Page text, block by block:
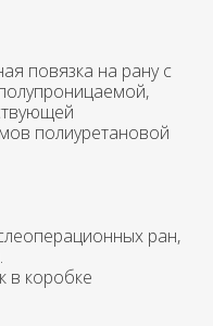
повязка на рану с
полиуретановой
ран,
в коробке